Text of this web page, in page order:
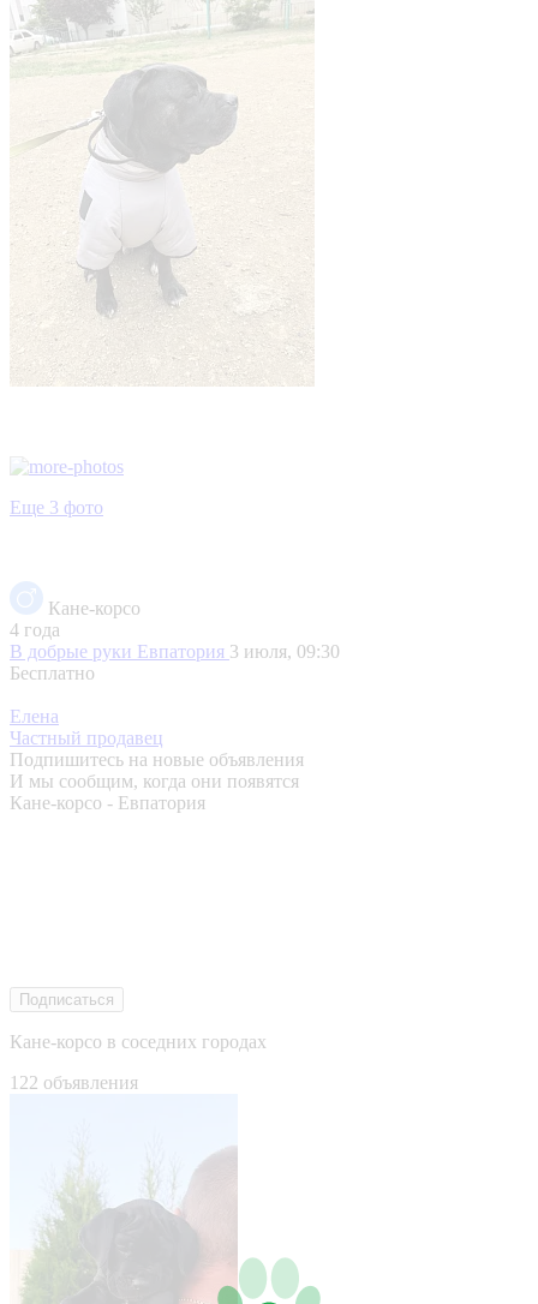
Еще 3 фото
Кане-корсо
4 года
В добрые руки Евпатория 3 июля, 09:30
Бесплатно
Елена
Частный продавец
Подпишитесь на новые объявления
И мы сообщим, когда они появятся
Кане-корсо - Евпатория
Подписаться
Кане-корсо в соседних городах
122 объявления